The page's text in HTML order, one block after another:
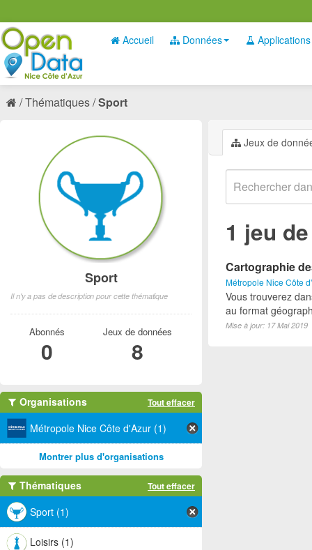
Accueil Données Applications
Thématiques Sport
Jeux de
1 jeu
Cartographie
Métropole Nice Côte
Vous trouverez
au format
Mise à jour: 17 Mai 2019
Sport
Il n'y a pas de description pour cette thématique
Abonnés
0
Jeux de données
8
Organisations Tout effacer
Métropole Nice Côte d'Azur (1)
Montrer plus d'organisations
Thématiques Tout effacer
Sport (1)
Loisirs (1)